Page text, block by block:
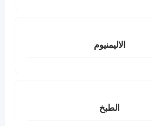
الاليمنيوم
الطبخ